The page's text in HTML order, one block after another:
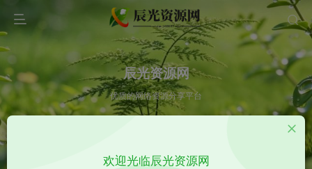
辰光资源网
优质的网络资源分享平台
欢迎光临辰光资源网